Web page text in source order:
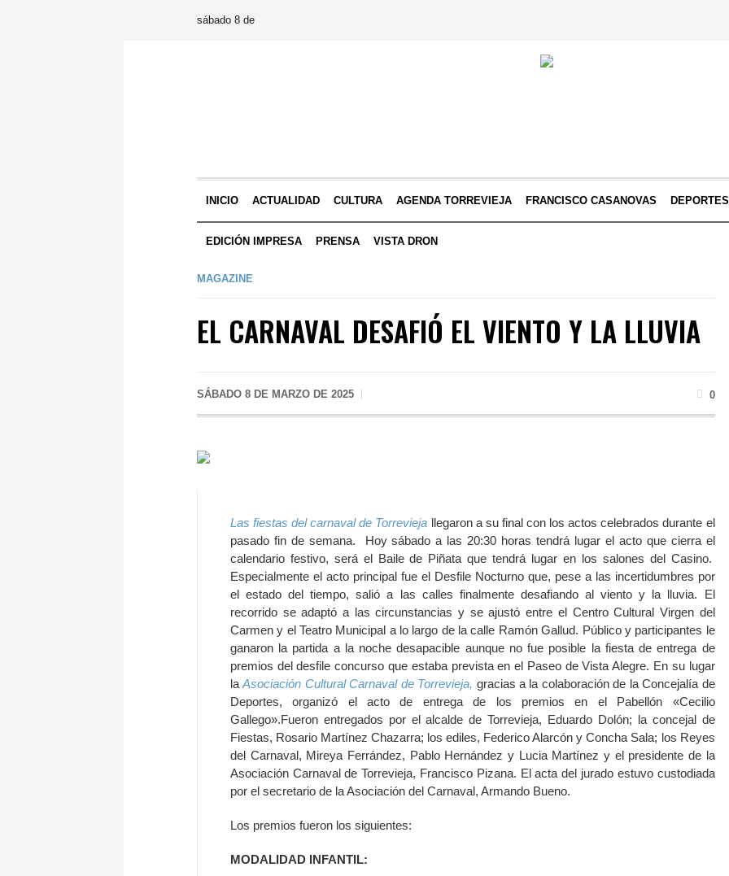
sábado 8 de
INICIO ACTUALIDAD CULTURA AGENDA TORREVIEJA FRANCISCO CASANOVAS DEPORTES
EDICIÓN IMPRESA PRENSA VISTA DRON
MAGAZINE
EL CARNAVAL DESAFIÓ EL VIENTO Y LA LLUVIA
SÁBADO 8 DE MARZO DE 2025 0
Las fiestas del carnaval de Torrevieja llegaron a su final con los actos celebrados durante el
pasado fin de semana. Hoy sábado a las 20:30 horas tendrá lugar el acto que cierra el
calendario festivo, será el Baile de Piñata que tendrá lugar en los salones del Casino.
Especialmente el acto principal fue el Desfile Nocturno que, pese a las incertidumbres por
el estado del tiempo, salió a las calles finalmente desafiando al viento y la lluvia. El
recorrido se adaptó a las circunstancias y se ajustó entre el Centro Cultural Virgen del
Carmen y el Teatro Municipal a lo largo de la calle Ramón Gallud. Público y participantes le
ganaron la partida a la noche desapacible aunque no fue posible la fiesta de entrega de
premios del desfile concurso que estaba prevista en el Paseo de Vista Alegre. En su lugar
laAsociación Cultural Carnaval de Torrevieja, gracias a la colaboración de la Concejalía de
Deportes, organizó el acto de entrega de los premios en el Pabellón «Cecilio
Gallego».Fueron entregados por el alcalde de Torrevieja, Eduardo Dolón; la concejal de
Fiestas, Rosario Martínez Chazarra; los ediles, Federico Alarcón y Concha Sala; los Reyes
del Carnaval, Mireya Ferrández, Pablo Hernández y Lucia Martínez y el presidente de la
Asociación Carnaval de Torrevieja, Francisco Pizana. El acta del jurado estuvo custodiada
por el secretario de la Asociación del Carnaval, Armando Bueno.
Los premios fueron los siguientes:
MODALIDAD INFANTIL: